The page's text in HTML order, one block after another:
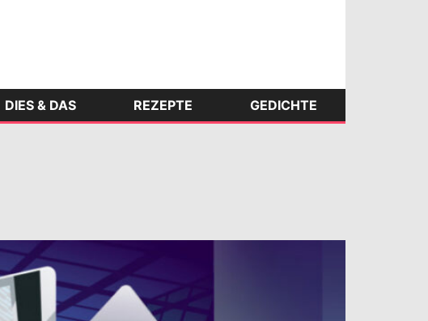
DIES & DAS REZEPTE GEDICHTE